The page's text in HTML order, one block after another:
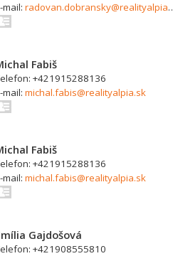
mail:radovan.dobransky@realityalpia.sk
Fabiš
+421915288136
mail:michal.fabis@realityalpia.sk
Fabiš
+421915288136
mail:michal.fabis@realityalpia.sk
Gajdošová
+421908555810